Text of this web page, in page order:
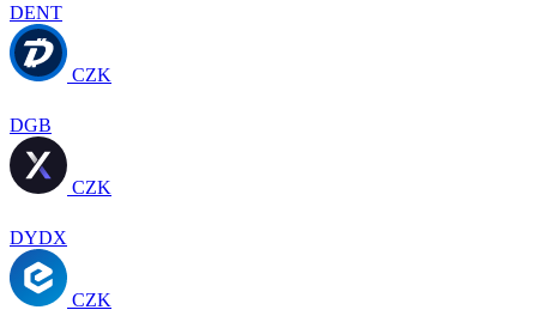
DENT
CZK
DGB
CZK
DYDX
CZK